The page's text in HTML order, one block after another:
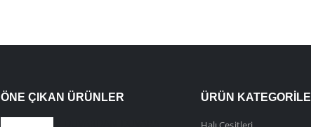
ÖNE ÇIKAN ÜRÜNLER ÜRÜN